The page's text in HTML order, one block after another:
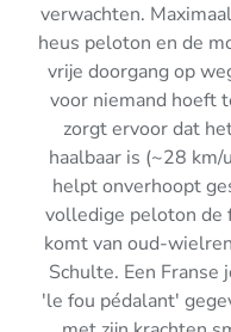
verwachten.
heus peloton en de
vrije doorgang op
voor niemand hoeft
zorgt ervoor dat
haalbaar is (~28 km/
helpt onverhoopt
volledige peloton de
komt van oud-
Schulte. Een Franse
'le fou pédalant'